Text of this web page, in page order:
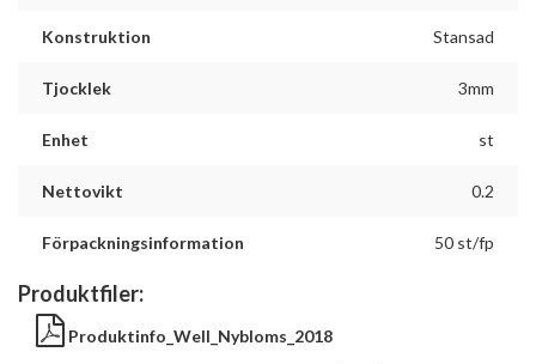
Konstruktion Stansad
Tjocklek 3mm
Enhet st
Nettovikt 0.2
Förpackningsinformation 50 st/fp
Produktfiler:
Produktinfo_Well_Nybloms_2018